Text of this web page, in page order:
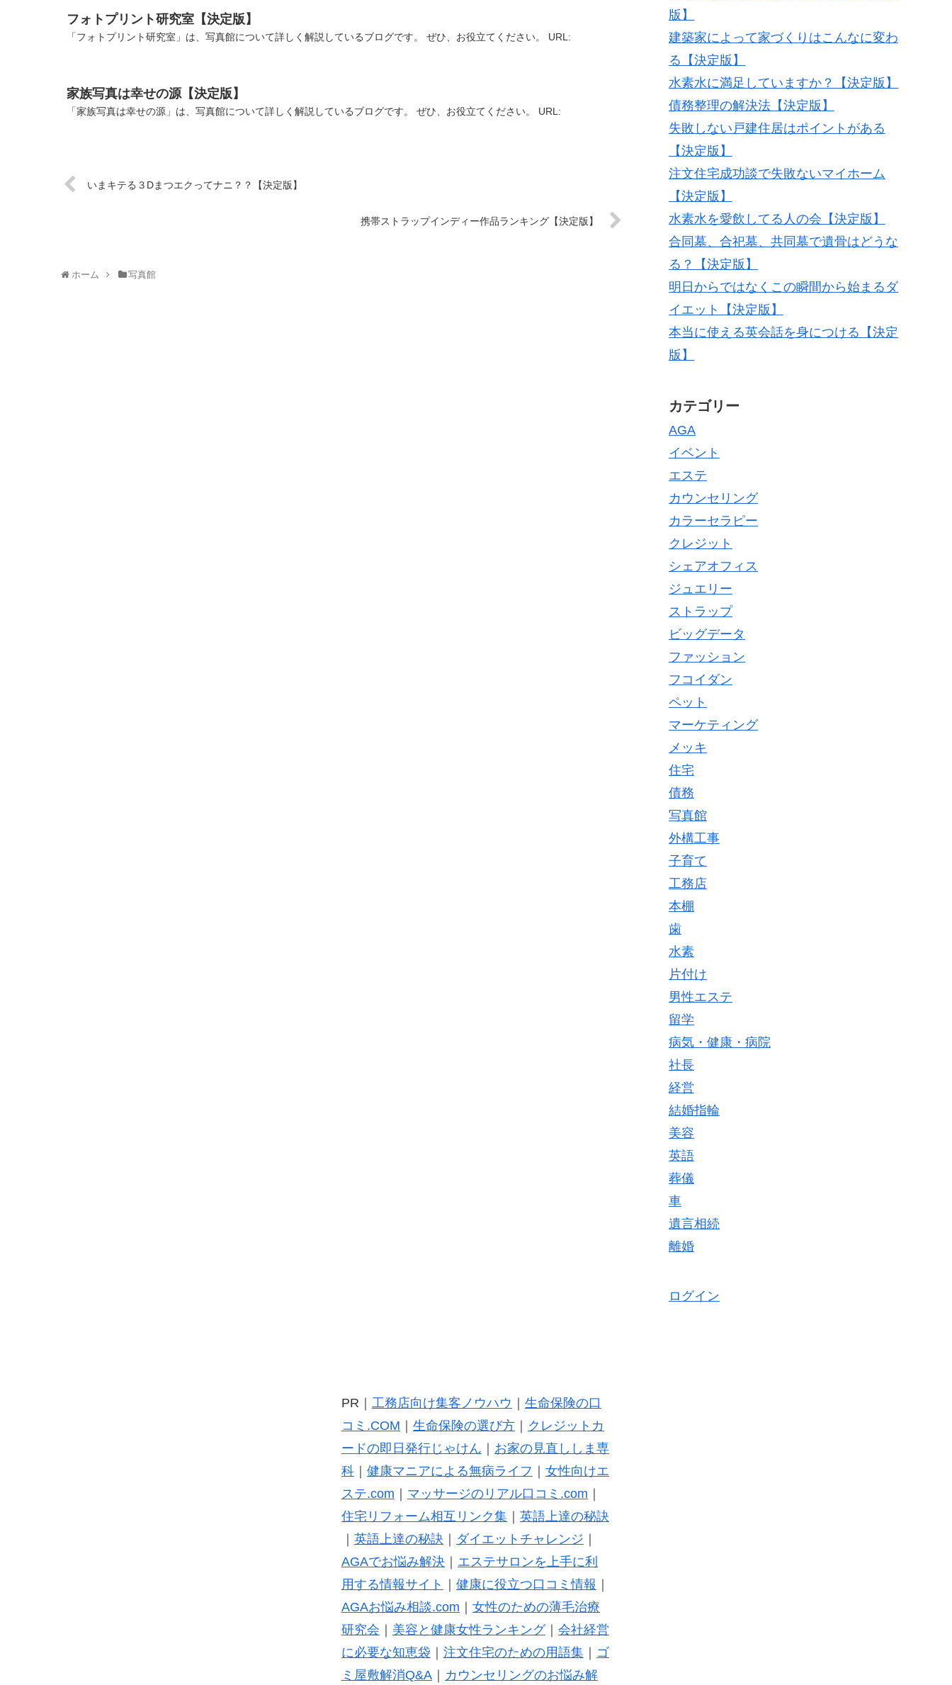
フォトプリント研究室【決定版】
「フォトプリント研究室」は、写真館について詳しく解説しているブログです。 ぜひ、お役立てください。 URL:
家族写真は幸せの源【決定版】
「家族写真は幸せの源」は、写真館について詳しく解説しているブログです。 ぜひ、お役立てください。 URL:
いまキテる３Dまつエクってナニ？？【決定版】
携帯ストラップインディー作品ランキング【決定版】
ホーム 写真館
版】
建築家によって家づくりはこんなに変わ
る【決定版】
水素水に満足していますか？【決定版】
債務整理の解決法【決定版】
失敗しない戸建住居はポイントがある
【決定版】
注文住宅成功談で失敗ないマイホーム
【決定版】
水素水を愛飲してる人の会【決定版】
合同墓、合祀墓、共同墓で遺骨はどうな
る？【決定版】
明日からではなくこの瞬間から始まるダ
イエット【決定版】
本当に使える英会話を身につける【決定
版】
カテゴリー
AGA
イベント
エステ
カウンセリング
カラーセラピー
クレジット
シェアオフィス
ジュエリー
ストラップ
ビッグデータ
ファッション
フコイダン
ペット
マーケティング
メッキ
住宅
債務
写真館
外構工事
子育て
工務店
本棚
歯
水素
片付け
男性エステ
留学
病気・健康・病院
社長
経営
結婚指輪
美容
英語
葬儀
車
遺言相続
離婚
ログイン
PR｜ 工務店向け集客ノウハウ
生命保険の口
コミ.COM
生命保険の選び方｜
クレジットカ
ードの即日発行じゃけん
お家の見直ししま専
科｜ 健康マニアによる無病ライフ
女性向けエ
ステ.com
マッサージのリアル口コミ.com
住宅リフォーム相互リンク集｜ 英語上達の秘訣
英語上達の秘訣 ダイエットチャレンジ
AGAでお悩み解決｜ エステサロンを上手に利
用する情報サイト
健康に役立つ口コミ情報
AGAお悩み相談.com
女性のための薄毛治療
研究会
美容と健康女性ランキング｜ 会社経営
に必要な知恵袋
注文住宅のための用語集｜
ゴ
ミ屋敷解消Q&A｜ カウンセリングのお悩み解